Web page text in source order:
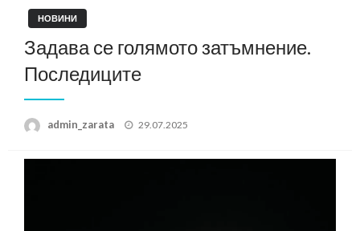
НОВИНИ
Задава се голямото затъмнение.
Последиците
admin_zarata
Posted
29.07.2025